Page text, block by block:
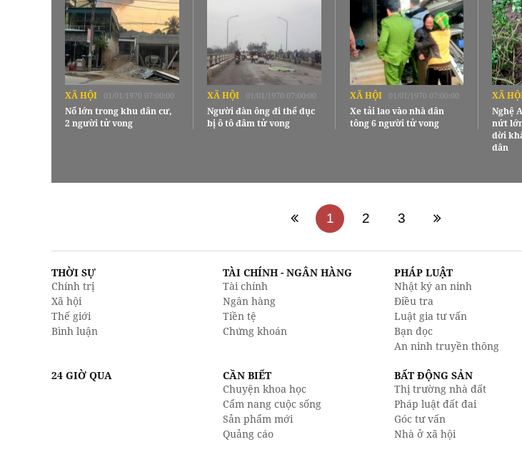
XÃ HỘI 01/01/1970 07:00:00
Nổ lớn trong khu dân cư,
2 người tử vong
XÃ HỘI 01/01/1970 07:00:00
Người đàn ông đi thể dục
bị ô tô đâm tử vong
XÃ HỘI 01/01/1970 07:00:00
Xe tải lao vào nhà dân
tông 6 người tử vong
XÃ
Nghệ
nứt
dời
dân
1 2 3
THỜI SỰ
Chính trị
Xã hội
Thế giới
Bình luận
TÀI CHÍNH - NGÂN HÀNG
Tài chính
Ngân hàng
Tiền tệ
Chứng khoán
PHÁP LUẬT
Nhật ký an ninh
Điều tra
Luật gia tư vấn
Bạn đọc
An ninh truyền thông
24 GIỜ QUA
CẦN BIẾT
Chuyện khoa học
Cẩm nang cuộc sống
Sản phẩm mới
Quảng cáo
BẤT ĐỘNG SẢN
Thị trường nhà đất
Pháp luật đất đai
Góc tư vấn
Nhà ở xã hội